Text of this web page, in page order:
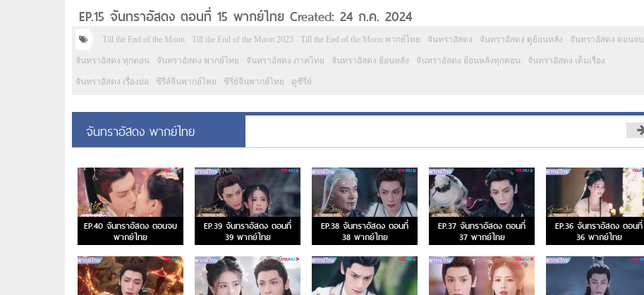
EP.15 จันทราอัสดง ตอนที่ 15 พากย์ไทย Created: 24 ก.ค. 2024
Till the End of the Moon Till the End of the Moon 2023 Till the End of the Moon พากย์ไทย จันทราอัสดง จันทราอัสดง ดูย้อนหลัง จันทราอัสดง ตอนจบ
จันทราอัสดง ทุกตอน จันทราอัสดง พากย์ไทย จันทราอัสดง ภาคไทย จันทราอัสดง ย้อนหลัง จันทราอัสดง ย้อนหลังทุกตอน จันทราอัสดง เต็มเรื่อง
จันทราอัสดง เรื่องย่อ ซีรีส์จีนพากย์ไทย ซีรี่ย์จีนพากย์ไทย ดูซีรี่ย์
จันทราอัสดง พากย์ไทย
EP.40 จันทราอัสดง ตอนจบ
พากย์ไทย
EP.39 จันทราอัสดง ตอนที่
39 พากย์ไทย
EP.38 จันทราอัสดง ตอนที่
38 พากย์ไทย
EP.37 จันทราอัสดง ตอนที่
37 พากย์ไทย
EP.36 จันทราอัสดง ตอนที่
36 พากย์ไทย